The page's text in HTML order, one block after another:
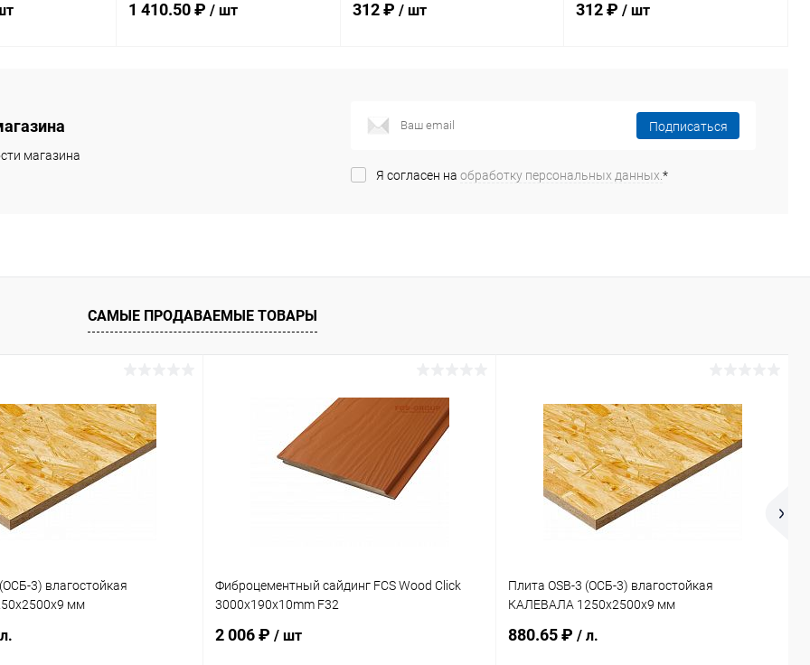
Сравнение
Под заказ
1 410.50 ₽ / шт 312 ₽ / шт
Купить в 1 клик
312 ₽/ шт
Купить в 1 клик Сравнение
магазина
Подписаться
Я согласен на обработку персональных данных. *
САМЫЕ ПРОДАВАЕМЫЕ ТОВАРЫ
3) влагостойкая
мм
Фиброцементный сайдинг FCS Wood Click
3000x190x10mm F32
2 006 ₽ / шт
Плита OSB-3 (ОСБ-3) влагостойкая
КАЛЕВАЛА 1250х2500х9 мм
880.65 ₽ / л.